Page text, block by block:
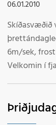
06.01.2010
Skíðasvæðið
6m/sek,
Velkomin í